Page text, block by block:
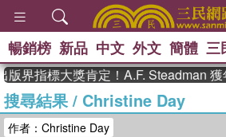
熱搜：
父親節 、 如
暢銷榜 新品 中文 外文 簡體 三
界指標大獎肯定！A.F. Steadman 獲
搜尋結果/ Christine Day
作者：Christine Day